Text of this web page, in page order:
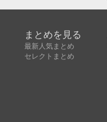
まとめを見る
最新人気まとめ
セレクトまとめ